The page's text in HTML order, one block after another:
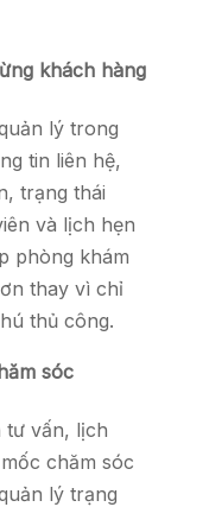
khách hàng
lý trong
tin liên hệ,
trạng thái
và lịch hẹn
phòng khám
thay vì chỉ
thủ công.
sóc
tư vấn, lịch
chăm sóc
lý trạng